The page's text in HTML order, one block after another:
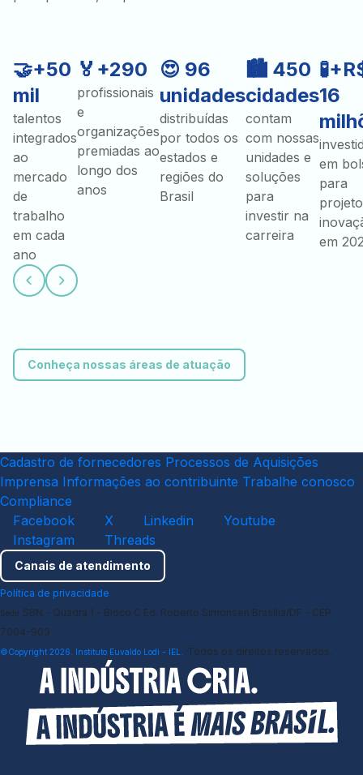
🤝+50
mil
talentos
integrados
ao
mercado
de
trabalho
em cada
ano
🏅+290
profissionais
e
organizações
premiadas ao
longo dos
anos
😍 96
unidades
distribuídas
por todos os
estados e
regiões do
Brasil
🏙️ 450
cidades
contam
com nossas
unidades e
soluções
para
investir na
carreira
16
em
para
em
Conheça nossas áreas de atuação
Cadastro de fornecedores Processos de Aquisições
Imprensa Informações ao contribuinte Trabalhe conosco
Compliance
Facebook
X Linkedin
Youtube
Instagram
Threads
Canais de atendimento
Política de privacidade
Sede SBN - Quadra 1 - Bloco C Ed. Roberto Simonsen Brasília/DF - CEP
7004-903
©Copyright 2026. Instituto Euvaldo Lodi - IEL. Todos os direitos reservados.